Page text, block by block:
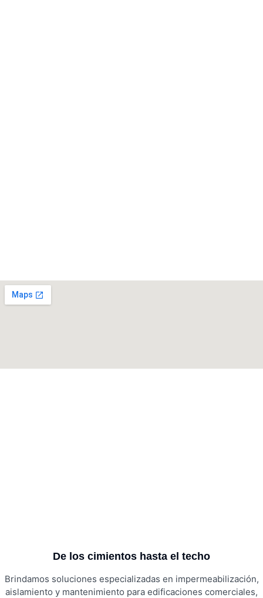
De los cimientos hasta el techo
Brindamos soluciones especializadas en impermeabilización,
aislamiento y mantenimiento para edificaciones comerciales,